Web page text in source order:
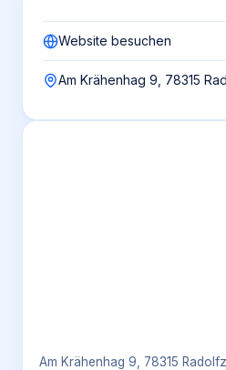
Website besuchen
Am Krähenhag 9, 78315
Am Krähenhag 9, 78315